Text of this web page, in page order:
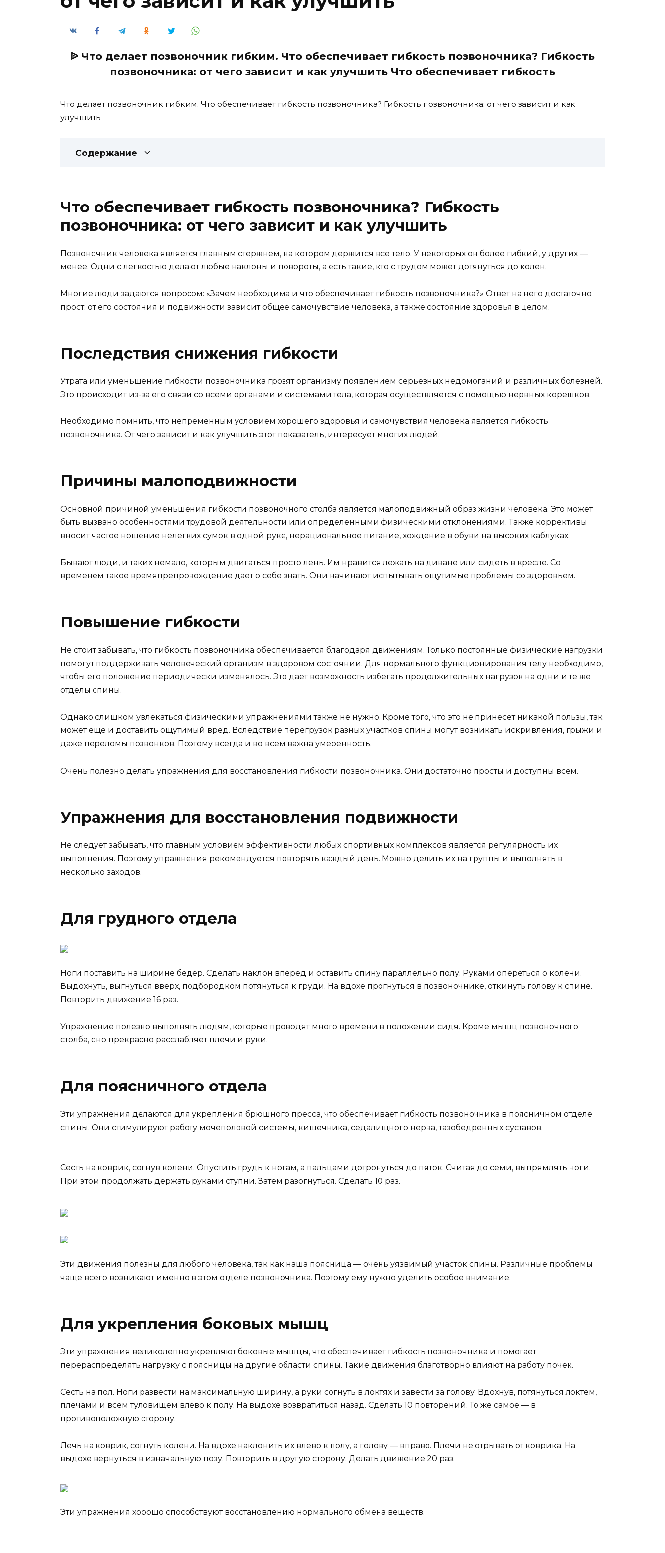
ᐉ Что делает позвоночник гибким. Что обеспечивает гибкость позвоночника? Гибкость
позвоночника: от чего зависит и как улучшить Что обеспечивает гибкость
Что делает позвоночник гибким. Что обеспечивает гибкость позвоночника? Гибкость позвоночника: от чего зависит и как
улучшить
Содержание
Что обеспечивает гибкость позвоночника? Гибкость
позвоночника: от чего зависит и как улучшить
Позвоночник человека является главным стержнем, на котором держится все тело. У некоторых он более гибкий, у других —
менее. Одни с легкостью делают любые наклоны и повороты, а есть такие, кто с трудом может дотянуться до колен.
Многие люди задаются вопросом: «Зачем необходима и что обеспечивает гибкость позвоночника?» Ответ на него достаточно
прост: от его состояния и подвижности зависит общее самочувствие человека, а также состояние здоровья в целом.
Последствия снижения гибкости
Утрата или уменьшение гибкости позвоночника грозят организму появлением серьезных недомоганий и различных болезней.
Это происходит из-за его связи со всеми органами и системами тела, которая осуществляется с помощью нервных корешков.
Необходимо помнить, что непременным условием хорошего здоровья и самочувствия человека является гибкость
позвоночника. От чего зависит и как улучшить этот показатель, интересует многих людей.
Причины малоподвижности
Основной причиной уменьшения гибкости позвоночного столба является малоподвижный образ жизни человека. Это может
быть вызвано особенностями трудовой деятельности или определенными физическими отклонениями. Также коррективы
вносит частое ношение нелегких сумок в одной руке, нерациональное питание, хождение в обуви на высоких каблуках.
Бывают люди, и таких немало, которым двигаться просто лень. Им нравится лежать на диване или сидеть в кресле. Со
временем такое времяпрепровождение дает о себе знать. Они начинают испытывать ощутимые проблемы со здоровьем.
Повышение гибкости
Не стоит забывать, что гибкость позвоночника обеспечивается благодаря движениям. Только постоянные физические нагрузки
помогут поддерживать человеческий организм в здоровом состоянии. Для нормального функционирования телу необходимо,
чтобы его положение периодически изменялось. Это дает возможность избегать продолжительных нагрузок на одни и те же
отделы спины.
Однако слишком увлекаться физическими упражнениями также не нужно. Кроме того, что это не принесет никакой пользы, так
может еще и доставить ощутимый вред. Вследствие перегрузок разных участков спины могут возникать искривления, грыжи и
даже переломы позвонков. Поэтому всегда и во всем важна умеренность.
Очень полезно делать упражнения для восстановления гибкости позвоночника. Они достаточно просты и доступны всем.
Упражнения для восстановления подвижности
Не следует забывать, что главным условием эффективности любых спортивных комплексов является регулярность их
выполнения. Поэтому упражнения рекомендуется повторять каждый день. Можно делить их на группы и выполнять в
несколько заходов.
Для грудного отдела
Ноги поставить на ширине бедер. Сделать наклон вперед и оставить спину параллельно полу. Руками опереться о колени.
Выдохнуть, выгнуться вверх, подбородком потянуться к груди. На вдохе прогнуться в позвоночнике, откинуть голову к спине.
Повторить движение 16 раз.
Упражнение полезно выполнять людям, которые проводят много времени в положении сидя. Кроме мышц позвоночного
столба, оно прекрасно расслабляет плечи и руки.
Для поясничного отдела
Эти упражнения делаются для укрепления брюшного пресса, что обеспечивает гибкость позвоночника в поясничном отделе
спины. Они стимулируют работу мочеполовой системы, кишечника, седалищного нерва, тазобедренных суставов.
Сесть на коврик, согнув колени. Опустить грудь к ногам, а пальцами дотронуться до пяток. Считая до семи, выпрямлять ноги.
При этом продолжать держать руками ступни. Затем разогнуться. Сделать 10 раз.
Эти движения полезны для любого человека, так как наша поясница — очень уязвимый участок спины. Различные проблемы
чаще всего возникают именно в этом отделе позвоночника. Поэтому ему нужно уделить особое внимание.
Для укрепления боковых мышц
Эти упражнения великолепно укрепляют боковые мышцы, что обеспечивает гибкость позвоночника и помогает
перераспределять нагрузку с поясницы на другие области спины. Такие движения благотворно влияют на работу почек.
Сесть на пол. Ноги развести на максимальную ширину, а руки согнуть в локтях и завести за голову. Вдохнув, потянуться локтем,
плечами и всем туловищем влево к полу. На выдохе возвратиться назад. Сделать 10 повторений. То же самое — в
противоположную сторону.
Лечь на коврик, согнуть колени. На вдохе наклонить их влево к полу, а голову — вправо. Плечи не отрывать от коврика. На
выдохе вернуться в изначальную позу. Повторить в другую сторону. Делать движение 20 раз.
Эти упражнения хорошо способствуют восстановлению нормального обмена веществ.